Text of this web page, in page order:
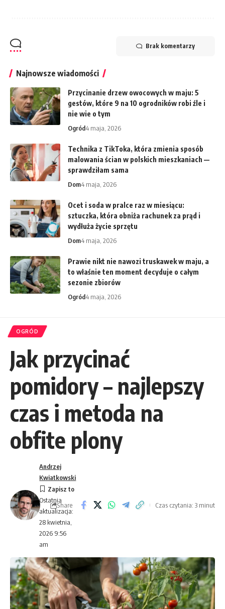
Brak komentarzy
Najnowsze wiadomości
Przycinanie drzew owocowych w maju: 5
gestów, które 9 na 10 ogrodników robi źle i
nie wie o tym
Ogród4 maja, 2026
Technika z TikToka, która zmienia sposób
malowania ścian w polskich mieszkaniach —
sprawdziłam sama
Dom4 maja, 2026
Ocet i soda w pralce raz w miesiącu:
sztuczka, która obniża rachunek za prąd i
wydłuża życie sprzętu
Dom4 maja, 2026
Prawie nikt nie nawozi truskawek w maju, a
to właśnie ten moment decyduje o całym
sezonie zbiorów
Ogród4 maja, 2026
OGRÓD
Jak przycinać
pomidory – najlepszy
czas i metoda na
obfite plony
Ostatnia
aktualizacja:
28 kwietnia,
2026 9:56
am
Andrzej
Kwiatkowski
Share Czas czytania: 3 minut